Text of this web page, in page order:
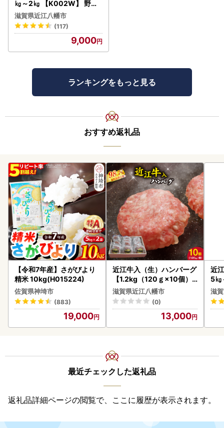
㎏～2㎏ 【K002W】 野菜
旬 新鮮
滋賀県近江八幡市
(117)
9,000
ランキングをもっと見る
おすすめ返礼品
【令和7年産】さがびより
精米 10kg(H015224)
佐賀県神埼市
(883)
19,000
近江牛入（生）ハンバーグ
【1.2kg（120ｇ×10個）
】【AG09W】
滋賀県近江八幡市
(0)
13,000
近
5㎏
菜
滋
最近チェックした返礼品
返礼品詳細ページの閲覧で、ここに履歴が表示されます。